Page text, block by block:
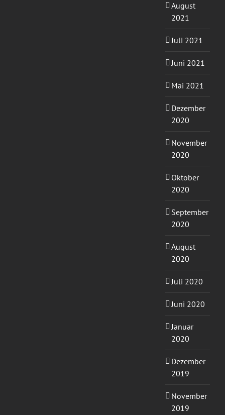
August
2021
Juli 2021
Juni 2021
Mai 2021
Dezember
2020
November
2020
Oktober
2020
September
2020
August
2020
Juli 2020
Juni 2020
Januar
2020
Dezember
2019
November
2019